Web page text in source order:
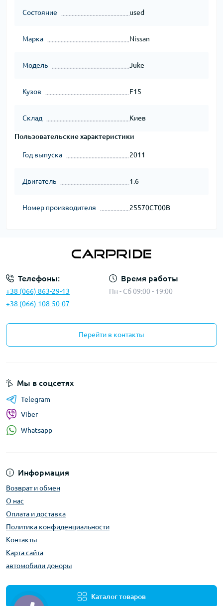
Состояние used
Марка Nissan
Модель Juke
Кузов F15
Склад Киев
Пользовательские характеристики
Год выпуска 2011
Двигатель 1.6
Номер производителя 25570CT00B
Телефоны:
+38 (066) 863-29-13
+38 (066) 108-50-07
Время работы
Пн - Сб 09:00 - 19:00
Перейти в контакты
Информация
Возврат и обмен
О нас
Оплата и доставка
Политика конфиденциальности
Контакты
Карта сайта
автомобили доноры
Каталог товаров
Мы в соцсетях
Telegram
Viber
Whatsapp